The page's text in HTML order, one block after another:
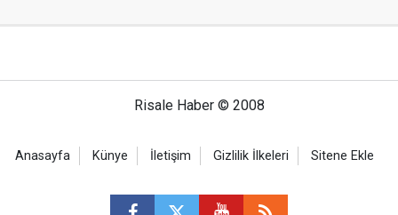
Risale Haber © 2008
Anasayfa Künye İletişim Gizlilik İlkeleri Sitene Ekle